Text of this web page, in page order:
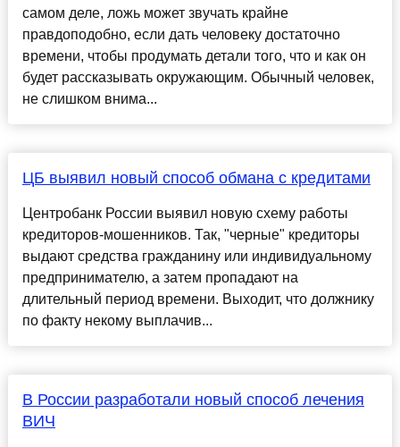
самом деле, ложь может звучать крайне
правдоподобно, если дать человеку достаточно
времени, чтобы продумать детали того, что и как он
будет рассказывать окружающим. Обычный человек,
не слишком внима...
ЦБ выявил новый способ обмана с кредитами
Центробанк России выявил новую схему работы
кредиторов-мошенников. Так, "черные" кредиторы
выдают средства гражданину или индивидуальному
предпринимателю, а затем пропадают на
длительный период времени. Выходит, что должнику
по факту некому выплачив...
В России разработали новый способ лечения
ВИЧ